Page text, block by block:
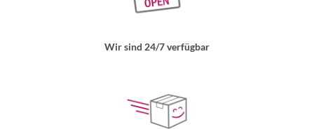
Wir sind 24/7 verfügbar